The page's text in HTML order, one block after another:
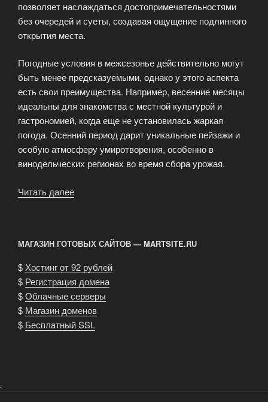
позволяет наслаждаться достопримечательностями
без очередей и суеты, создавая ощущение подлинного
открытия места.
Погодные условия в межсезонье действительно могут
быть менее предсказуемыми, однако у этого аспекта
есть свои преимущества. Например, весенние месяцы
идеальны для знакомства с местной культурой и
гастрономией, когда еще не установилась жаркая
погода. Осенний период дарит уникальные пейзажи и
особую атмосферу умиротворения, особенно в
винодельческих регионах во время сбора урожая.
Читать далее
золотое
время
для
экономных
туристов»
МАГАЗИН ГОТОВЫХ САЙТОВ — MARTSITE.RU
$ Хостинг от 92 рублей
$ Регистрация домена
$Облачные серверы
$ Магазин доменов
$ Бесплатный SSL
.